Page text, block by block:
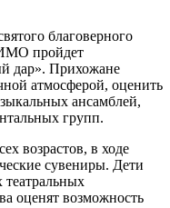
благоверного
пройдет
дар». Прихожане
атмосферой, оценить
ансамблей,
групп.
возрастов, в ходе
сувениры. Дети
театральных
оценят возможность